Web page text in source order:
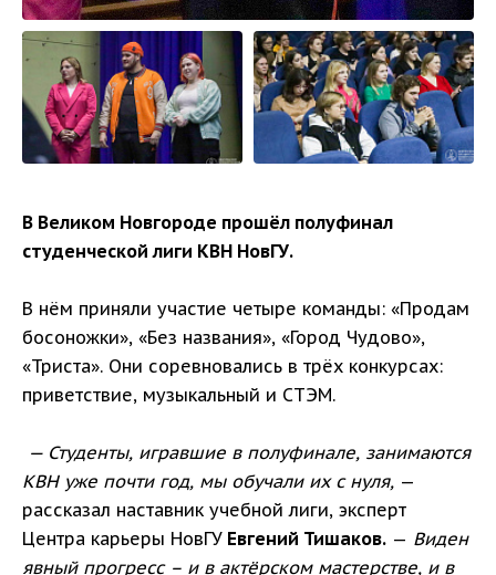
В Великом Новгороде прошёл полуфинал
студенческой лиги КВН НовГУ.
В нём приняли участие четыре команды: «Продам
босоножки», «Без названия», «Город Чудово»,
«Триста». Они соревновались в трёх конкурсах:
приветствие, музыкальный и СТЭМ.
— Студенты, игравшие в полуфинале, занимаются
КВН уже почти год, мы обучали их с нуля, —
рассказал наставник учебной лиги, эксперт
Центра карьеры НовГУ Евгений Тишаков. — Виден
явный прогресс – и в актёрском мастерстве, и в